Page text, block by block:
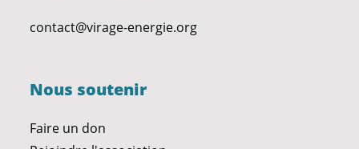
contact@virage-energie.org
Nous soutenir
Faire un don